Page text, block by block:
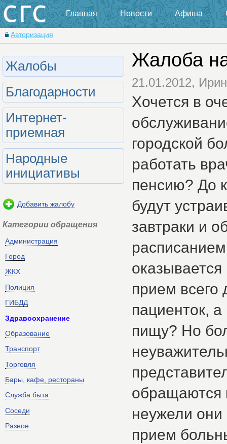
Главная Новости Афиша
Авторизация
Жалобы
Благодарности
Интернет-
приемная
Народные
инициативы
Добавить жалобу
Категории обращения
Администрация
Город
ЖКХ
Полиция
ГИБДД
Здравоохранение
Образование
Транспорт
Торговля
Бары, кафе, рестораны
Служба быта
Соседи
Разное
Жалоба
21.01.2012,
Хочется в
городской
работать
пенсию? До
будут
завтраки и
оказывается
прием всего
пациенток,
пищу? Но
обращаются
неужели
прием